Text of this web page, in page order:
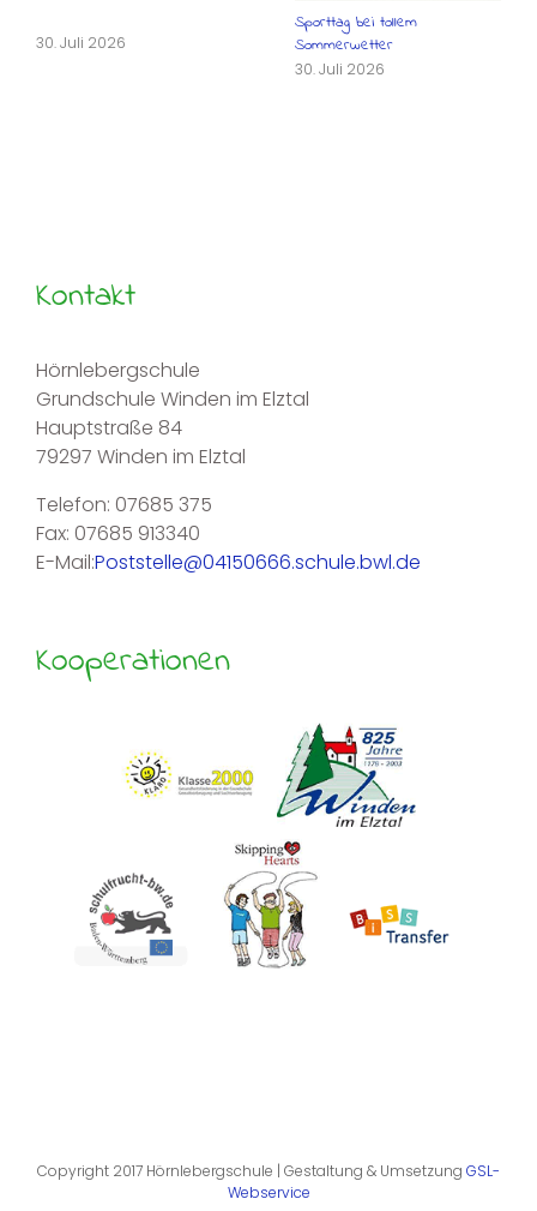
30. Juli 2026
Sporttag bei tollem
Sommerwetter
30. Juli 2026
Kontakt
Hörnlebergschule
Grundschule Winden im Elztal
Hauptstraße 84
79297 Winden im Elztal
Telefon: 07685 375
Fax: 07685 913340
E-Mail:Poststelle@04150666.schule.bwl.de
Kooperationen
Copyright 2017 Hörnlebergschule | Gestaltung & Umsetzung GSL-
Webservice